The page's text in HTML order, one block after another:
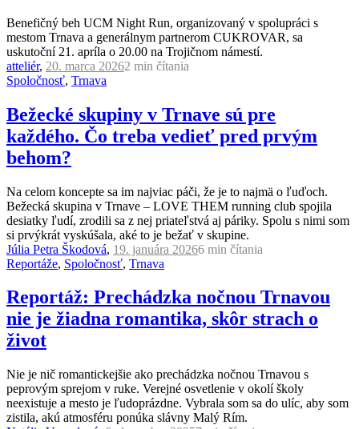
Benefičný beh UCM Night Run, organizovaný v spolupráci s
mestom Trnava a generálnym partnerom CUKROVAR, sa
uskutoční 21. apríla o 20.00 na Trojičnom námestí.
atteliér, 20. marca 20262 min čítania
Spoločnosť, Trnava
Bežecké skupiny v Trnave sú pre
každého. Čo treba vedieť pred prvým
behom?
Na celom koncepte sa im najviac páči, že je to najmä o ľuďoch.
Bežecká skupina v Trnave – LOVE THEM running club spojila
desiatky ľudí, zrodili sa z nej priateľstvá aj páriky. Spolu s nimi som
si prvýkrát vyskúšala, aké to je bežať v skupine.
Júlia Petra Škodová, 19. januára 20266 min čítania
Reportáže, Spoločnosť, Trnava
Reportáž: Prechádzka nočnou Trnavou
nie je žiadna romantika, skôr strach o
život
Nie je nič romantickejšie ako prechádzka nočnou Trnavou s
peprovým sprejom v ruke. Verejné osvetlenie v okolí školy
neexistuje a mesto je ľudoprázdne. Vybrala som sa do ulíc, aby som
zistila, akú atmosféru ponúka slávny Malý Rím.